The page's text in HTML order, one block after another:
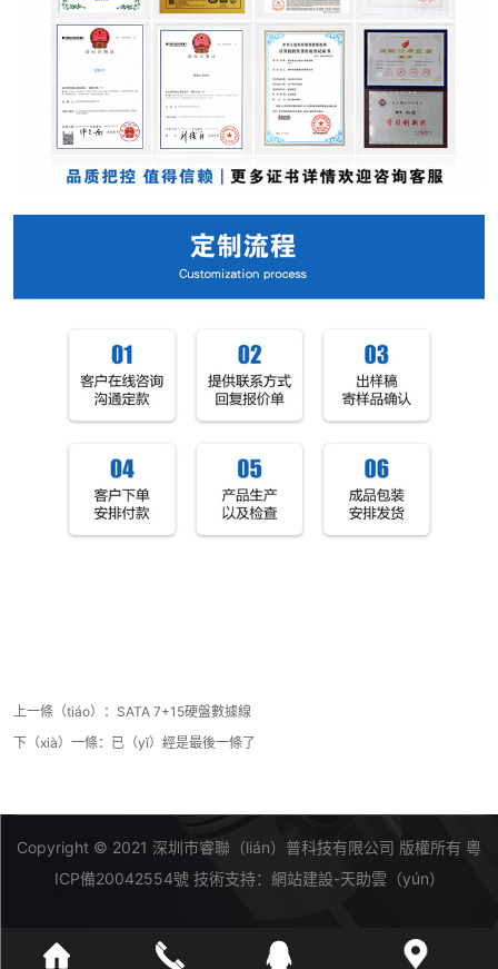
上一條（tiáo）： SATA 7+15硬盤數據線
下（xià）一條：已（yǐ）經是最後一條了
Copyright © 2021 深圳市睿聯（lián）普科技有限公司 版權所有 粵
ICP備20042554號技術支持： 網站建設-天助雲（yún）